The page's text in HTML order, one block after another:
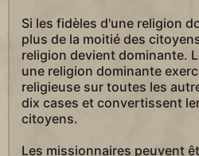
Si les fidèles d'une religion
plus de la moitié des
religion devient dominante.
une religion dominante
religieuse sur toutes les
dix cases et convertissent
citoyens.
Les missionnaires peuvent